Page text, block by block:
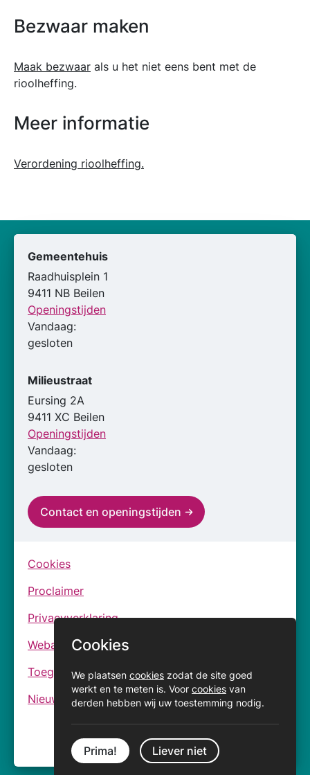
Bezwaar maken
Maak bezwaar als u het niet eens bent met de
rioolheffing.
Meer informatie
Verordening rioolheffing.
Gemeentehuis
Raadhuisplein 1
9411 NB Beilen
Openingstijden
Vandaag:
gesloten
Milieustraat
Eursing 2A
9411 XC Beilen
Openingstijden
Vandaag:
gesloten
Contact en openingstijden
Cookies
Proclaimer
Privacyverklaring
Webarchief
Toegankelijkheidsverklaringen
Nieuwsbrief
Cookies
We plaatsen cookies zodat de site goed
werkt en te meten is. Voor cookies van
derden hebben wij uw toestemming nodig.
Prima! Liever niet